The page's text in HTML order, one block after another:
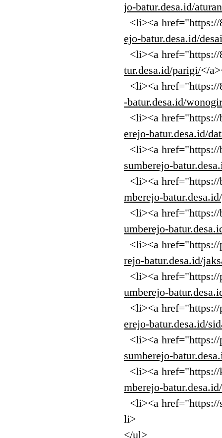
jo-batur.desa.id/
<li><a href="https://
ejo-batur.desa.id/
<li><a href="https://
tur.desa.id/parigi/</
<li><a
-batur.desa.id/
<li><a href="https://
erejo-batur.desa.id/
<li><a href="https://
sumberejo-
<li><a href="https://
mberejo-
<li><a href="https://
umberejo-
<li><a href="https://
rejo-batur.desa.id/
<li><a href="https://
umberejo-
<li><a href="https://
erejo-batur.desa.id/
<li><a href="https://
sumberejo-
<li><a href="https://
mberejo-
<li><a
li>
</ul>